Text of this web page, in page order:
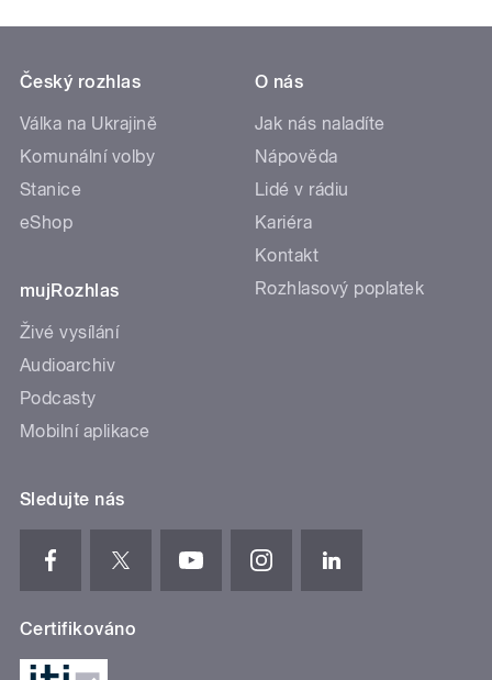
Český rozhlas
Válka na Ukrajině
Komunální volby
Stanice
eShop
mujRozhlas
Živé vysílání
Audioarchiv
Podcasty
Mobilní aplikace
O nás
Jak nás naladíte
Nápověda
Lidé v rádiu
Kariéra
Kontakt
Rozhlasový poplatek
Sledujte nás
Certifikováno